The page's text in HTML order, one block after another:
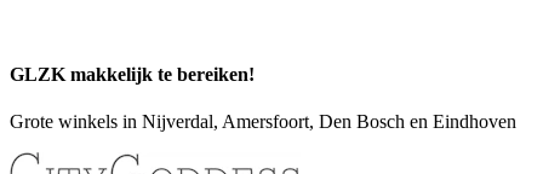
GLZK makkelijk te bereiken!
Grote winkels in Nijverdal, Amersfoort, Den Bosch en Eindhoven